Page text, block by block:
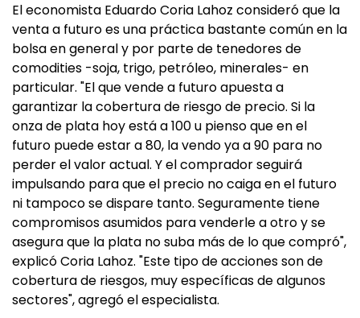
El economista Eduardo Coria Lahoz consideró que la
venta a futuro es una práctica bastante común en la
bolsa en general y por parte de tenedores de
comodities -soja, trigo, petróleo, minerales- en
particular. "El que vende a futuro apuesta a
garantizar la cobertura de riesgo de precio. Si la
onza de plata hoy está a 100 u pienso que en el
futuro puede estar a 80, la vendo ya a 90 para no
perder el valor actual. Y el comprador seguirá
impulsando para que el precio no caiga en el futuro
ni tampoco se dispare tanto. Seguramente tiene
compromisos asumidos para venderle a otro y se
asegura que la plata no suba más de lo que compró",
explicó Coria Lahoz. "Este tipo de acciones son de
cobertura de riesgos, muy específicas de algunos
sectores", agregó el especialista.